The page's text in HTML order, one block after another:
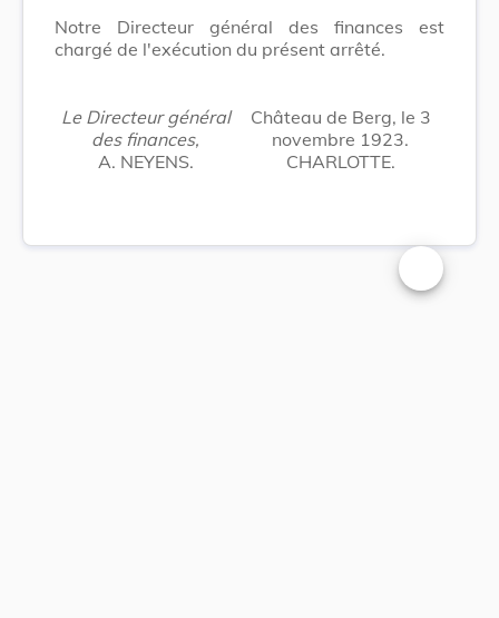
Notre Directeur général des finances est
chargé de l'exécution du présent arrêté.
Le Directeur général
des finances,
A. NEYENS.
Château de Berg, le 3
novembre 1923.
CHARLOTTE.
Changer la